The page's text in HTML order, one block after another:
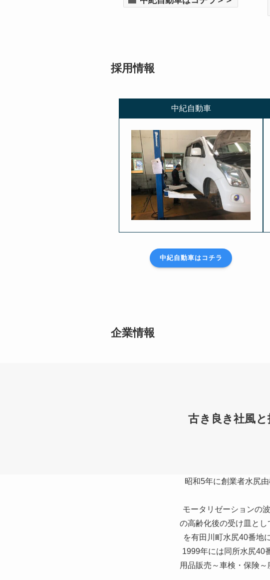
採用情報
中紀自動車
中紀自動車はコチラ
企業情報
古き良き社風
昭和5年に創業者水尻
モータリゼーションの
の高齢化後の受け皿とし
を有田川町水尻40番地
1999年には同所水尻40
用品販売～車検・保険